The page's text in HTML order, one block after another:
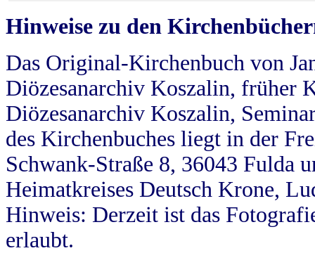
Hinweise zu den
Das Original-Kirchenbuch von
Diözesanarchiv Koszalin, früher
Diözesanarchiv Koszalin,
des Kirchenbuches liegt in der
Schwank-Straße 8, 36043 Fulda
Heimatkreises Deutsch Krone,
Hinweis: Derzeit ist das
erlaubt.